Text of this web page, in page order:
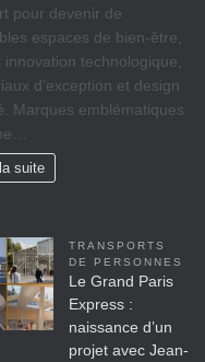
pour devenir de
espaces de bien-être,
innovation technologique,
d’exception et design
Marques emblématiques
la suite
TRANSPORTS
DE PERSONNES
Le Grand Paris
Express :
naissance d’un
projet avec Jean-